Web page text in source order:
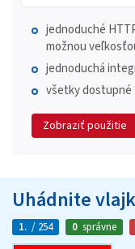
jednoduché
možnou
jednoduchá
všetky dostupné
Zobraziť použitie
Uhádnite
1. / 254 0 správne